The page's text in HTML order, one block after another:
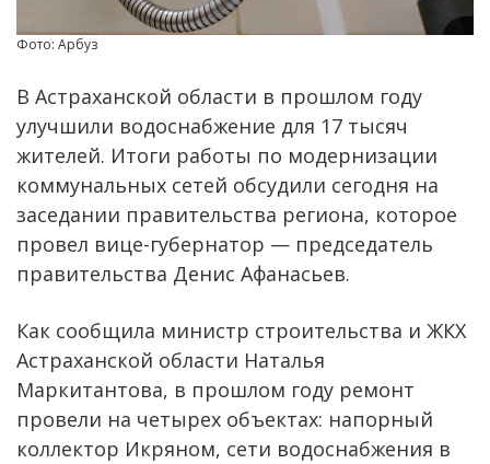
Фото: Арбуз
В Астраханской области в прошлом году
улучшили водоснабжение для 17 тысяч
жителей. Итоги работы по модернизации
коммунальных сетей обсудили сегодня на
заседании правительства региона, которое
провел вице-губернатор — председатель
правительства Денис Афанасьев.
Как сообщила министр строительства и ЖКХ
Астраханской области Наталья
Маркитантова, в прошлом году ремонт
провели на четырех объектах: напорный
коллектор Икряном, сети водоснабжения в